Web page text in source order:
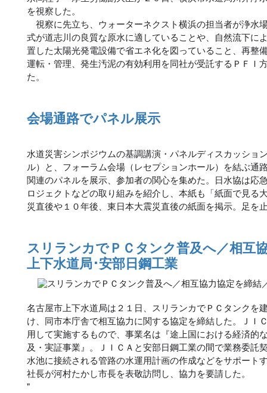
を視察した。
視察に先立ち、ウォーターネクスト横浜の担当者が浄水
式が道志川の良質な原水に適していることや、自然流下に
置した太陽光発電設備で省エネ化を図っていること、再整
運転・管理、発生汚泥の有効利用を同社が受託するＰＦＩ
た。
会場通路でパネル展示
水道災害シンポジウムの基調講演・パネルディスカッショ
ル）と、フォーラム会場（レセプションホール）を結ぶ通
関連のパネルを展示、参加者の関心を集めた。日水協は応
ロジェクトなどの取り組みを紹介し、本紙も「紙面で見る
災直後や１０年後、東日本大震災直後の紙面を掲示。足を
スリランカでＰＣタンク普及へ／相互
上下水道局･安部日鋼工業
名古屋市上下水道局は２１日、スリランカでＰＣタンクを
け、同市本庁舎で相互協力に関する協定を締結した。ＪＩ
用して実施するもので、事業名は『途上国における経済的
及・実証事業』。ＪＩＣＡと安部日鋼工業の間で業務委託
水池に接続される管路の水運用計画の作成などをサポート
社長が河村たかし市長を表敬訪問し、協力を要請した。
"